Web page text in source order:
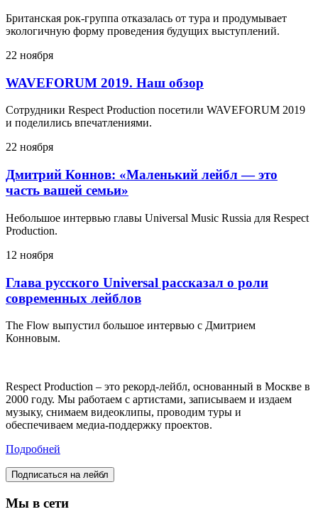
Британская рок-группа отказалась от тура и продумывает
экологичную форму проведения будущих выступлений.
22 ноября
WAVEFORUM 2019. Наш обзор
Сотрудники Respect Production посетили WAVEFORUM 2019
и поделились впечатлениями.
22 ноября
Дмитрий Коннов: «Маленький лейбл — это
часть вашей семьи»
Небольшое интервью главы Universal Music Russia для Respect
Production.
12 ноября
Глава русского Universal рассказал о роли
современных лейблов
The Flow выпустил большое интервью с Дмитрием
Конновым.
Respect Production – это рекорд-лейбл, основанный в Москве в
2000 году. Мы работаем с артистами, записываем и издаем
музыку, снимаем видеоклипы, проводим туры и
обеспечиваем медиа-поддержку проектов.
Подробней
Подписаться на лейбл
Мы в сети